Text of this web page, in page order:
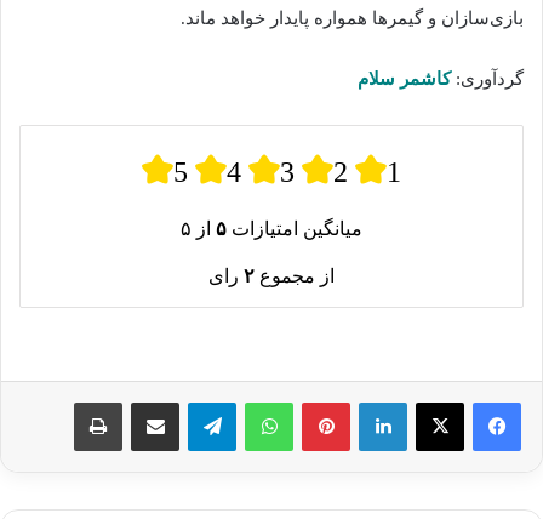
بازی‌سازان و گیمرها همواره پایدار خواهد ماند.
گردآوری:کاشمر سلام
5 4 3 2 1
میانگین امتیازات ۵ از ۵
از مجموع ۲ رای
لینکدین پینترستواتس آپ تلگرام اشتراک گذاری از طریق ایمیل چاپ